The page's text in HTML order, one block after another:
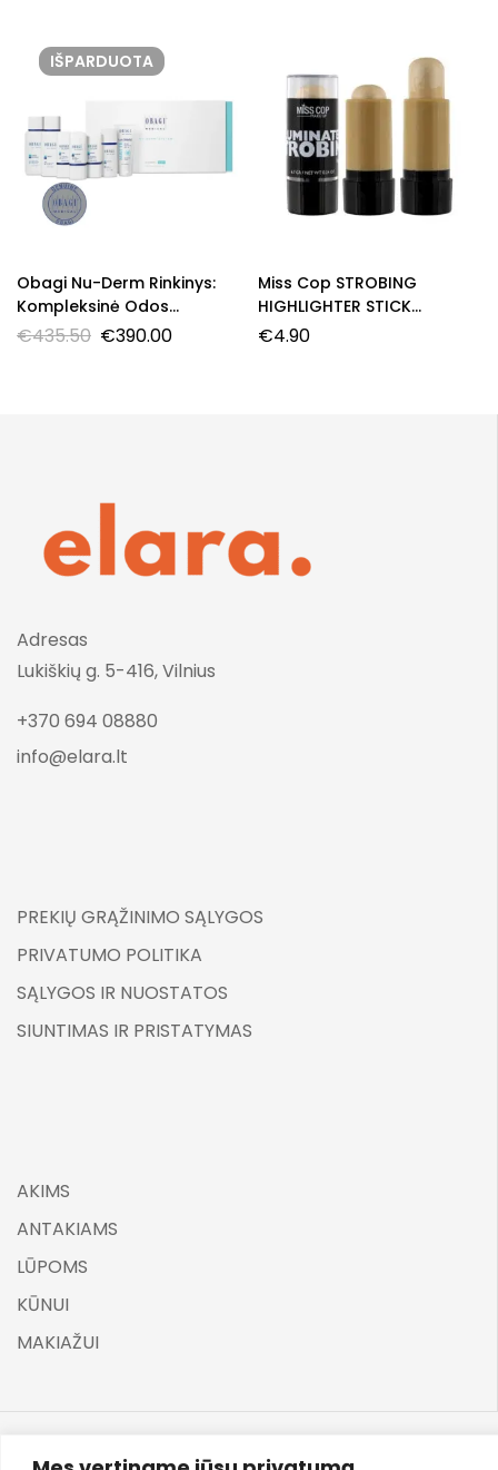
IŠPARDUOTA
Obagi Nu-Derm Rinkinys:
Kompleksinė Odos
Šviesinimo Sistema Sausai
€435.50 €390.00
Miss Cop STROBING
HIGHLIGHTER STICK
švytėjimą suteikiantis
€4.90
Adresas
Lukiškių g. 5-416, Vilnius
+370 694 08880
info@elara.lt
PREKIŲ GRĄŽINIMO SĄLYGOS
PRIVATUMO POLITIKA
SĄLYGOS IR NUOSTATOS
SIUNTIMAS IR PRISTATYMAS
AKIMS
ANTAKIAMS
LŪPOMS
KŪNUI
MAKIAŽUI